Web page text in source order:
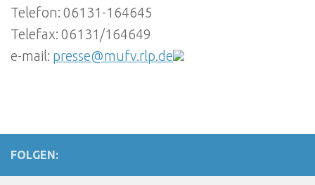
Telefon: 06131-164645
Telefax: 06131/164649
e-mail: presse@mufv.rlp.de
FOLGEN: